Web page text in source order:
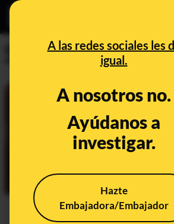
A las redes sociales les
igual.
A nosotros no.
Ayúdanos a
investigar.
Hazte
Embajadora/Embajador
Género y diversidad
No, esta imagen de
mujeres brasileñas no es
manipulada con IA